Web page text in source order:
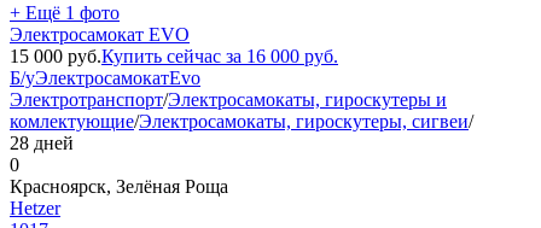
+ Ещё 1 фото
Электросамокат EVO
15 000 руб.Купить сейчас за 16 000 руб.
Б/уЭлектросамокатEvo
Электротранспорт/Электросамокаты, гироскутеры и
комлектующие/Электросамокаты, гироскутеры, сигвеи/
28 дней
0
Красноярск, Зелёная Роща
Hetzer